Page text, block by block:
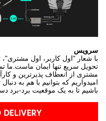
سرویس
با شعار "اول کاربر، اول
تحویل سریع تنها ایمان ماست.ما
مشتری از انعطاف پذیرترین و
امیدواریم که بتوانیم با هم به
باشیم تا به یک موقعیت برد-برد